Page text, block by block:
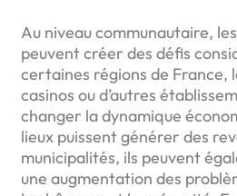
Au niveau communautaire,
peuvent créer des défis
certaines régions de France,
casinos ou d’autres
changer la dynamique
lieux puissent générer des
municipalités, ils peuvent
une augmentation des